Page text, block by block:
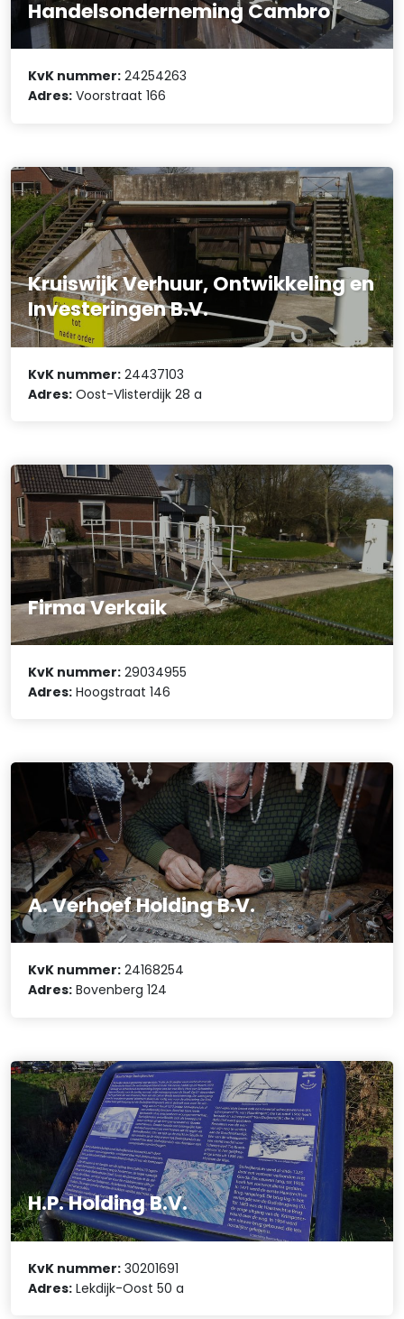
Handelsonderneming Cambro
KvK nummer: 24254263
Adres: Voorstraat 166
Kruiswijk Verhuur, Ontwikkeling en
Investeringen B.V.
KvK nummer: 24437103
Adres: Oost-Vlisterdijk 28 a
Firma Verkaik
KvK nummer: 29034955
Adres: Hoogstraat 146
A. Verhoef Holding B.V.
KvK nummer: 24168254
Adres: Bovenberg 124
H.P. Holding B.V.
KvK nummer: 30201691
Adres: Lekdijk-Oost 50 a